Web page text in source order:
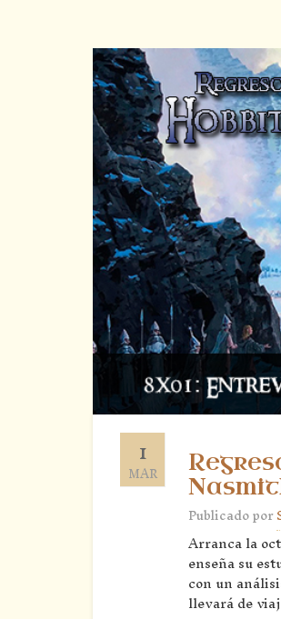
1
MAR
Publicado por
Arranca la
enseña su
con un
llevará de